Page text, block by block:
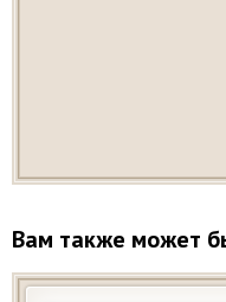
Вам также может